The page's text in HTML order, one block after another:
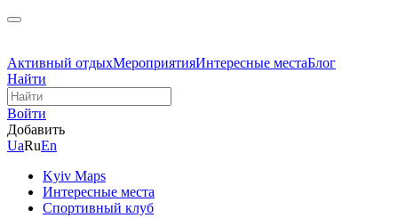
Активный отдыхМероприятияИнтересные местаБлог
Найти
Войти
Добавить
UaRuEn
Kyiv Maps
Интересные места
Спортивный клуб